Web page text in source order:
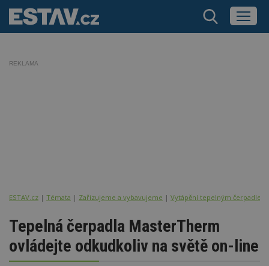
REKLAMA
ESTAV.cz Témata Zařizujeme a vybavujeme Vytápění tepelným čerpadlem
Tepelná čerpadla MasterTherm
ovládejte odkudkoliv na světě on-line